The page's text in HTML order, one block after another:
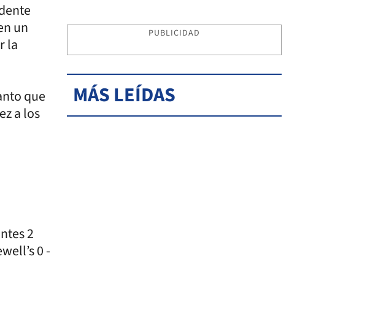
un
la
que
a los
2
0 -
PUBLICIDAD
MÁS LEÍDAS